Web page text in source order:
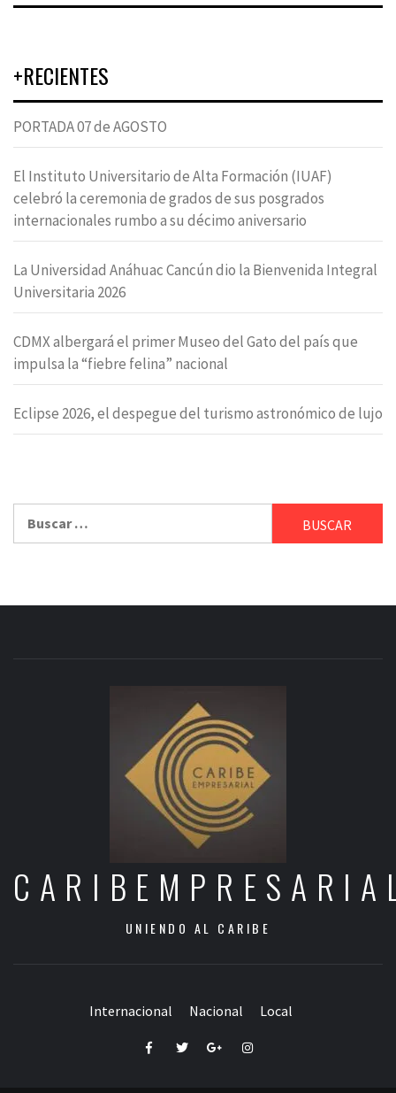
+RECIENTES
PORTADA 07 de AGOSTO
El Instituto Universitario de Alta Formación (IUAF)
celebró la ceremonia de grados de sus posgrados
internacionales rumbo a su décimo aniversario
La Universidad Anáhuac Cancún dio la Bienvenida Integral
Universitaria 2026
CDMX albergará el primer Museo del Gato del país que
impulsa la “fiebre felina” nacional
Eclipse 2026, el despegue del turismo astronómico de lujo
UNIENDO AL CARIBE
Internacional Nacional Local
FacebookTwitterGoogle+Instagram